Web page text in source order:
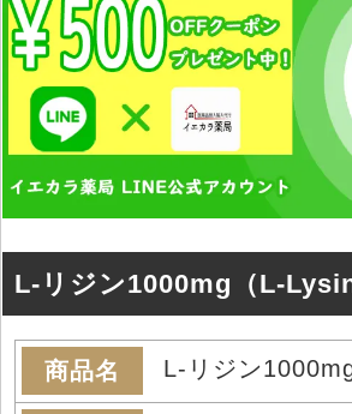
L-リジン1000mg（L-
商品名 L-リジン